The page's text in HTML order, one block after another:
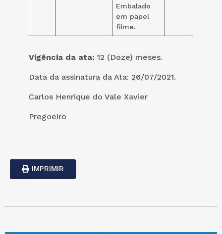
Embalado
em papel
filme.
Vigência da ata: 12 (Doze) meses.
Data da assinatura da Ata: 26/07/2021.
Carlos Henrique do Vale Xavier
Pregoeiro
IMPRIMIR